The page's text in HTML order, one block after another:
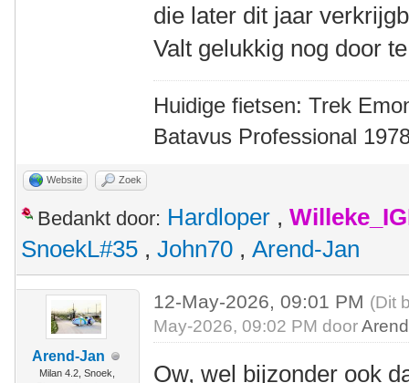
die later dit jaar
Valt gelukkig nog door
Huidige fietsen: Trek
Batavus Professional
Website Zoek
Bedankt door: Hardloper ,
SnoekL#35 , John70 , Arend-Jan
Arend-Jan
Milan 4.2, Snoek,
12-May-2026, 09:01 PM (Dit
May-2026, 09:02 PM door
Ow, wel bijzonder ook